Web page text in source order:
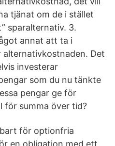
tjänat om de i stället
sparalternativ. 3.
annat att ta i
Det
investerar
som du nu tänkte
pengar ge för
för summa över tid?
för optionfria
en obligation med ett